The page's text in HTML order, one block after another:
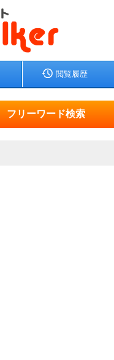
閲覧履歴
フリーワード検索